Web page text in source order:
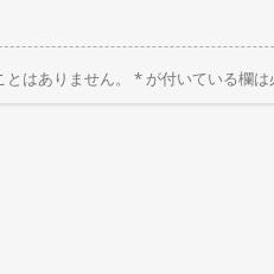
はありません。 *が付いている欄は